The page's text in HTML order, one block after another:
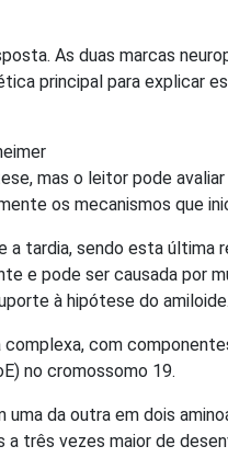
As duas marcas
principal para explicar
mas o leitor pode
os mecanismos que
tardia, sendo esta
e pode ser causada por
à hipótese do amiloide.
com
no cromossomo 19.
da outra em dois
três vezes maior de